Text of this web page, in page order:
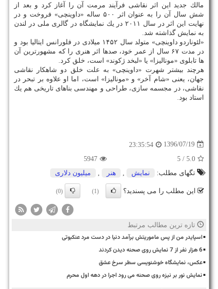
مالك جدید این اثر نقاشی فرآیند مرمت آن را آغاز كرد و بعد از
شش سال آن را به عنوان اثر ۵۰۰ ساله «داوینچی» فروخت و در
نهایت این اثر در سال ۲۰۱۱ در یك نمایشگاه در گالری ملی در لندن
به نمایش گذاشته شد.
«لئوناردو داوینچی» متولد سال ۱۴۵۲ میلادی در فلورانس ایتالیا بود و
در مدت ۶۷ سال از عمر خود، صدها اثر هنری را كه مشهورترین آن
ها تابلوی «مونالیزا» یا «لبخد ژكوند» است، خلق كرد.
هرچند بیشتر شهرت «داوینچی» به علت خلق دو شاهكار نقاشی
جهان، یعنی «شام آخر» و «مونالیزا» است، اما او علاوه بر تبحر در
نقاشی، در مجسمه سازی، طراحی و مهندسی بناهای تاریخی هم یك
استاد بود.
1396/07/19
23:35:54
5.0
/ 5
5947
تگهای مطلب:
نمایش , هنر , میلیون دلاری
این مطلب را می پسندید؟ (1)
(0)
تازه ترین مطالب مرتبط
اسپایدر من از پس ماموریتش برآمد دنیا در دست مرد عنکبوتی
6 هزار نفر از 7 نمایش روی صحنه دیدن کردند
عکس، نمایشگاه خوشنویسی سطر سرخ عشق
نمایش نور بر نیزه روی صحنه می رود اجرا در دهه اول محرم